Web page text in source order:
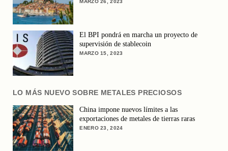
MARZO 26, 2023
El BPI pondrá en marcha un proyecto de
supervisión de stablecoin
MARZO 15, 2023
LO MÁS NUEVO SOBRE METALES PRECIOSOS
China impone nuevos límites a las
exportaciones de metales de tierras raras
ENERO 23, 2024